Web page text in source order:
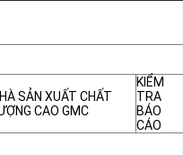
SẢN XUẤT CHẤT
CAO GMC
KIỂM
TRA
BÁO
CÁO